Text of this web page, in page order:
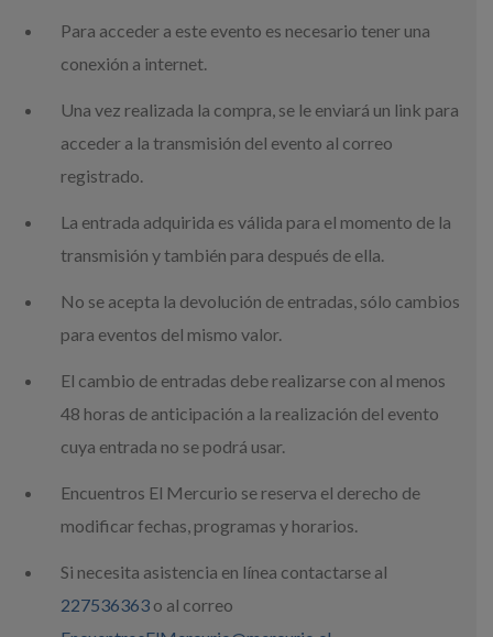
Para acceder a este evento es necesario tener una
conexión a internet.
Una vez realizada la compra, se le enviará un link para
acceder a la transmisión del evento al correo
registrado.
La entrada adquirida es válida para el momento de la
transmisión y también para después de ella.
No se acepta la devolución de entradas, sólo cambios
para eventos del mismo valor.
El cambio de entradas debe realizarse con al menos
48 horas de anticipación a la realización del evento
cuya entrada no se podrá usar.
Encuentros El Mercurio se reserva el derecho de
modificar fechas, programas y horarios.
Si necesita asistencia en línea contactarse al
227536363 o al correo